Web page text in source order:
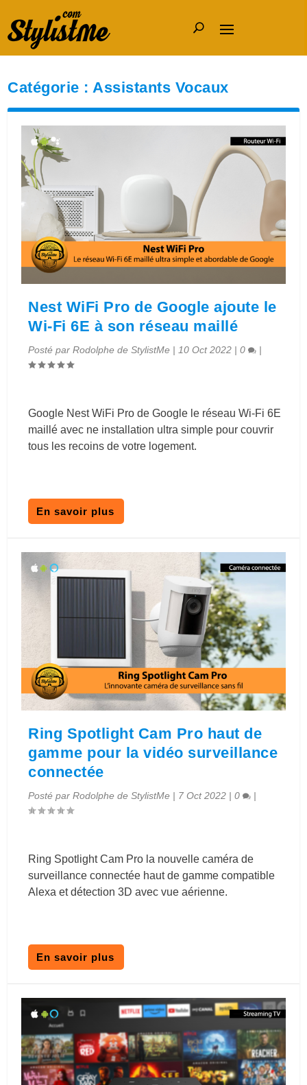
Catégorie :Assistants Vocaux
Nest WiFi Pro de Google ajoute le
Wi-Fi 6E à son réseau maillé
Posté parRodolphe de StylistMe |10 Oct 2022 |0 |
Google Nest WiFi Pro de Google le réseau Wi-Fi 6E
maillé avec ne installation ultra simple pour couvrir
tous les recoins de votre logement.
En savoir plus
Ring Spotlight Cam Pro haut de
gamme pour la vidéo surveillance
connectée
Posté parRodolphe de StylistMe | 7 Oct 2022 |0 |
Ring Spotlight Cam Pro la nouvelle caméra de
surveillance connectée haut de gamme compatible
Alexa et détection 3D avec vue aérienne.
En savoir plus